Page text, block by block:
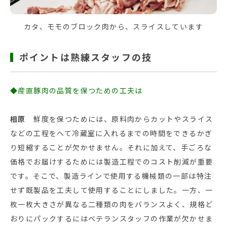
カタ、モモのブロック肉から、スライスしています
ポイントは熟練スタッフの技
◆産直豚肉の品質を保つための工夫は
相原
鮮度を保つためには、原料肉からカットやスライス
などの工程をへて冷蔵室に入れるまでの時間をできるかぎ
り短縮することが欠かせません。それに加えて、手ごろな
価格でお届けするためには製造工程でのコスト削減が重要
です。そこで、製造ラインで使用する機械類の一部は特注
せず既製品を工夫して使用することにしました。一方、一
枚一枚大きさが異なる二種類の肉をバランスよく、規格ど
おりにパックするにはベテランスタッフの作業が欠かせま